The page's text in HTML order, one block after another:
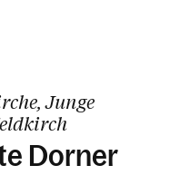
Junge
Dorner